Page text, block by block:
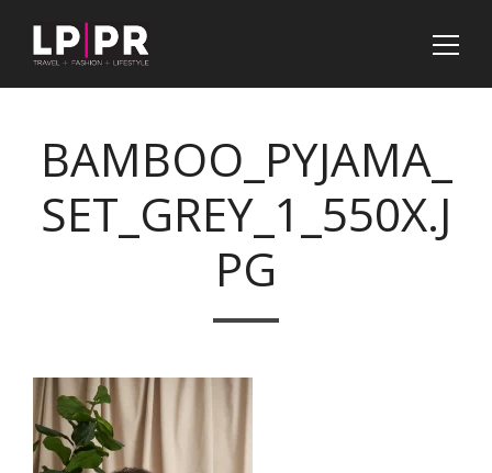
BAMBOO_PYJAMA_
SET_GREY_1_550X.J
PG